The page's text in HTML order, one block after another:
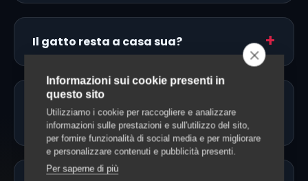
Il gatto resta a casa sua?
Il cat sitter può somministrare
farmaci?
Informazioni sui cookie presenti in
questo sito
Utilizziamo i cookie per raccogliere e analizzare
informazioni sulle prestazioni e sull'utilizzo del sito,
per fornire funzionalità di social media e per migliorare
e personalizzare contenuti e pubblicità presenti.
Per saperne di più